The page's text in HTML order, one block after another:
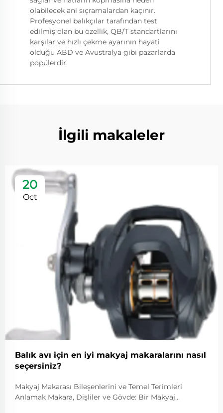
olabilecek ani sıçramalardan kaçınır.
Profesyonel balıkçılar tarafından test
edilmiş olan bu özellik, QB/T standartlarını
karşılar ve hızlı çekme ayarının hayati
olduğu ABD ve Avustralya gibi pazarlarda
popülerdir.
İlgili makaleler
20
Oct
Balık avı için en iyi makyaj makaralarını nasıl
seçersiniz?
Makyaj Makarası Bileşenlerini ve Temel Terimleri
Anlamak Makara, Dişliler ve Gövde: Bir Makyaj